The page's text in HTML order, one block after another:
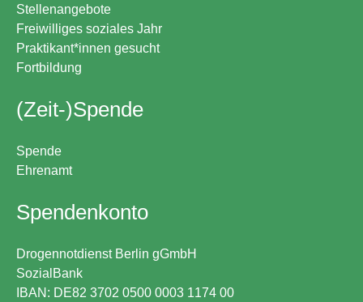
Stellenangebote
Freiwilliges soziales Jahr
Praktikant*innen gesucht
Fortbildung
(Zeit-)Spende
Spende
Ehrenamt
Spendenkonto
Drogennotdienst Berlin gGmbH
SozialBank
IBAN: DE82 3702 0500 0003 1174 00